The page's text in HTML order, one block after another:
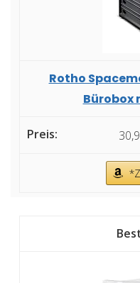
Rotho
Bürobox